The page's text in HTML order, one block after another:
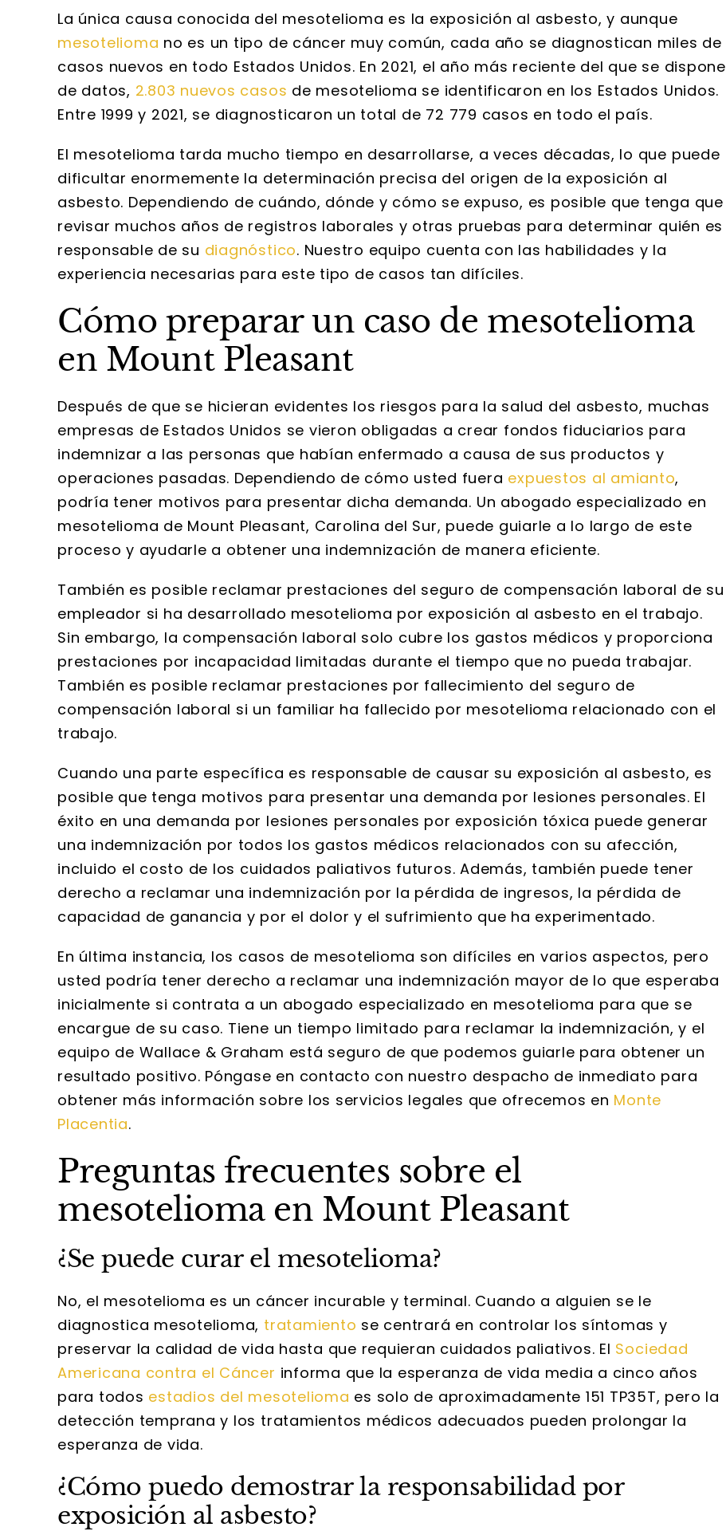
La única causa conocida del mesotelioma es la exposición al asbesto, y aunque
mesotelioma no es un tipo de cáncer muy común, cada año se diagnostican miles de
casos nuevos en todo Estados Unidos. En 2021, el año más reciente del que se dispone
de datos, 2.803 nuevos casos de mesotelioma se identificaron en los Estados Unidos.
Entre 1999 y 2021, se diagnosticaron un total de 72 779 casos en todo el país.
El mesotelioma tarda mucho tiempo en desarrollarse, a veces décadas, lo que puede
dificultar enormemente la determinación precisa del origen de la exposición al
asbesto. Dependiendo de cuándo, dónde y cómo se expuso, es posible que tenga que
revisar muchos años de registros laborales y otras pruebas para determinar quién es
responsable de su diagnóstico. Nuestro equipo cuenta con las habilidades y la
experiencia necesarias para este tipo de casos tan difíciles.
Cómo preparar un caso de mesotelioma
en Mount Pleasant
Después de que se hicieran evidentes los riesgos para la salud del asbesto, muchas
empresas de Estados Unidos se vieron obligadas a crear fondos fiduciarios para
indemnizar a las personas que habían enfermado a causa de sus productos y
operaciones pasadas. Dependiendo de cómo usted fuera expuestos al amianto,
podría tener motivos para presentar dicha demanda. Un abogado especializado en
mesotelioma de Mount Pleasant, Carolina del Sur, puede guiarle a lo largo de este
proceso y ayudarle a obtener una indemnización de manera eficiente.
También es posible reclamar prestaciones del seguro de compensación laboral de su
empleador si ha desarrollado mesotelioma por exposición al asbesto en el trabajo.
Sin embargo, la compensación laboral solo cubre los gastos médicos y proporciona
prestaciones por incapacidad limitadas durante el tiempo que no pueda trabajar.
También es posible reclamar prestaciones por fallecimiento del seguro de
compensación laboral si un familiar ha fallecido por mesotelioma relacionado con el
trabajo.
Cuando una parte específica es responsable de causar su exposición al asbesto, es
posible que tenga motivos para presentar una demanda por lesiones personales. El
éxito en una demanda por lesiones personales por exposición tóxica puede generar
una indemnización por todos los gastos médicos relacionados con su afección,
incluido el costo de los cuidados paliativos futuros. Además, también puede tener
derecho a reclamar una indemnización por la pérdida de ingresos, la pérdida de
capacidad de ganancia y por el dolor y el sufrimiento que ha experimentado.
En última instancia, los casos de mesotelioma son difíciles en varios aspectos, pero
usted podría tener derecho a reclamar una indemnización mayor de lo que esperaba
inicialmente si contrata a un abogado especializado en mesotelioma para que se
encargue de su caso. Tiene un tiempo limitado para reclamar la indemnización, y el
equipo de Wallace & Graham está seguro de que podemos guiarle para obtener un
resultado positivo. Póngase en contacto con nuestro despacho de inmediato para
obtener más información sobre los servicios legales que ofrecemos en Monte
Placentia.
Preguntas frecuentes sobre el
mesotelioma en Mount Pleasant
¿Se puede curar el mesotelioma?
No, el mesotelioma es un cáncer incurable y terminal. Cuando a alguien se le
diagnostica mesotelioma, tratamiento se centrará en controlar los síntomas y
preservar la calidad de vida hasta que requieran cuidados paliativos. El Sociedad
Americana contra el Cáncer informa que la esperanza de vida media a cinco años
para todos estadios del mesotelioma es solo de aproximadamente 151 TP35T, pero la
detección temprana y los tratamientos médicos adecuados pueden prolongar la
esperanza de vida.
¿Cómo puedo demostrar la responsabilidad por
exposición al asbesto?